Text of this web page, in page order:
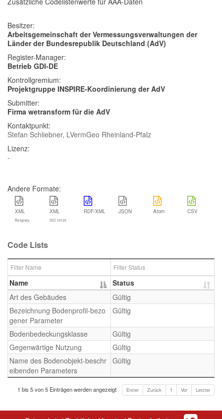
Besitzer:
Arbeitsgemeinschaft der Vermessungsverwaltungen der
Länder der Bundesrepublik Deutschland (AdV)
Register-Manager:
Betrieb GDI-DE
Kontrollgremium:
Projektgruppe INSPIRE-Koordinierung der AdV
Submitter:
Firma wetransform für die AdV
Kontaktpunkt:
Stefan Schliebner, LVermGeo Rheinland-Pfalz
Lizenz:
-
Andere Formate:
XML
Re3gistry
XML
ISO 19135
RDF/XML JSON Atom CSV
Code Lists
Name
Status
Art des Gebäudes
Gültig
Bezeichnung Bodenprofil-bezo
gener Parameter
Gültig
Bodenbedeckungsklasse
Gültig
Gegenwärtige Nutzung
Gültig
Name des Bodenobjekt-beschr
eibenden Parameters
Gültig
1 bis 5 von 5 Einträgen werden angezeigt Erster Zurück 1 Vor Letzter